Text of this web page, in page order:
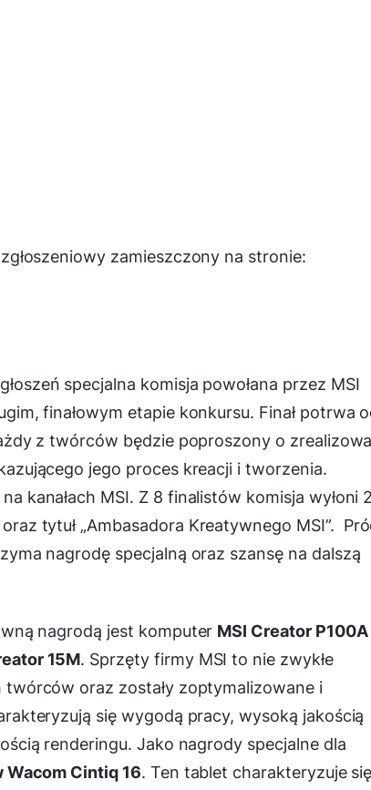
zamieszczony na stronie:
specjalna komisja powołana przez MSI
finałowym etapie konkursu. Finał potrwa
z twórców będzie poproszony o
jego proces kreacji i tworzenia.
kanałach MSI. Z 8 finalistów komisja wyłoni
tytuł „Ambasadora Kreatywnego MSI”.
nagrodę specjalną oraz szansę na dalszą
nagrodą jest komputer MSI Creator P100A
15M. Sprzęty firmy MSI to nie zwykłe
oraz zostały zoptymalizowane i
się wygodą pracy, wysoką jakością
renderingu. Jako nagrody specjalne dla
Cintiq 16. Ten tablet charakteryzuje